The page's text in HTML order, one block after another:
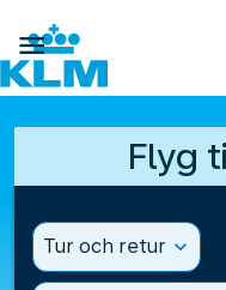

Flyg
Tur och retur expand_more